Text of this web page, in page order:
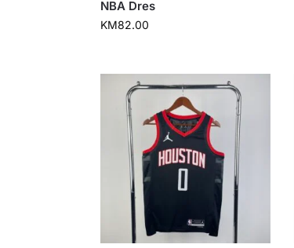
NBA Dres
KM82.00